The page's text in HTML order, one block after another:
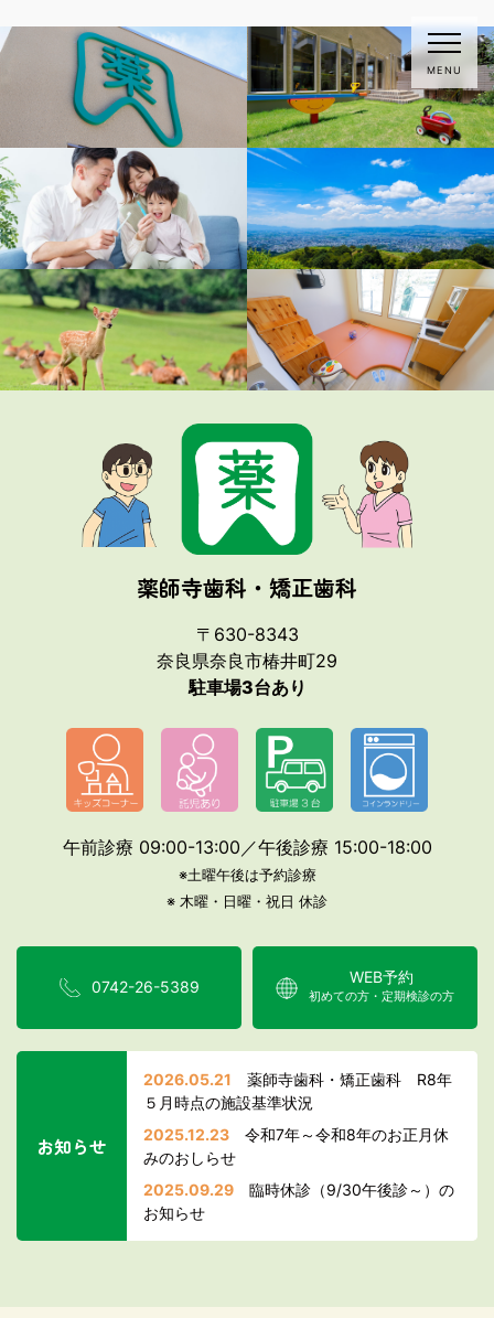
MENU
薬師寺歯科・矯正歯科
電話：0742-26-5389 WEB予約
トップページ
ドクター紹介
クリニック紹介
安全な環境への取り組み
フォトギャラリー
虫歯治療
歯周病治療
入れ歯
睡眠時無呼吸症候群
ボトックス治療
小児矯正
小児歯科・フッ素ケア
料金表
お知らせ
薬師寺歯科・矯正歯科
〒630-8343
奈良県奈良市椿井町29
駐車場3台あり
午前診療 09:00-13:00／午後診療 15:00-18:00
※土曜午後は予約診療
※ 木曜・日曜・祝日 休診
0742-26-5389
WEB予約
初めての方・定期検診の方
お知らせ
2026.05.21
薬師寺歯科・矯正歯科 R8年
５月時点の施設基準状況
2025.12.23
令和7年～令和8年のお正月休
みのおしらせ
2025.09.29
臨時休診（9/30午後診～）の
お知らせ